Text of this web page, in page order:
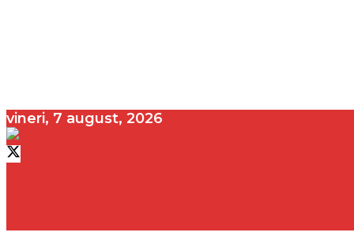
vineri, 7 august, 2026